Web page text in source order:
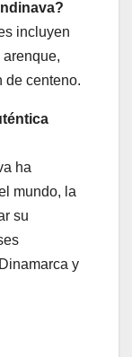
incluyen
de centeno.
ha
mundo, la
su
y